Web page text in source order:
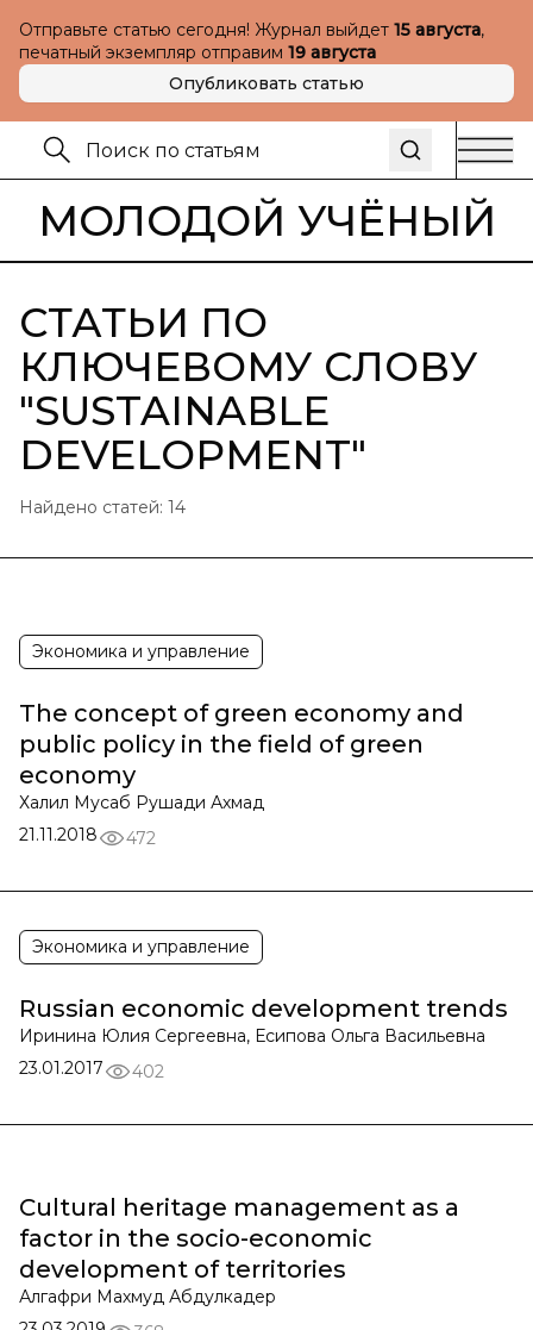
Отправьте статью сегодня! Журнал выйдет 15 августа,
печатный экземпляр отправим 19 августа
Опубликовать статью
МОЛОДОЙ УЧЁНЫЙ
СТАТЬИ ПО
КЛЮЧЕВОМУ СЛОВУ
"SUSTAINABLE
DEVELOPMENT"
Найдено статей: 14
Экономика и управление
The concept of green economy and
public policy in the field of green
economy
Халил Мусаб Рушади Ахмад
21.11.2018
472
Экономика и управление
Russian economic development trends
Иринина Юлия Сергеевна, Есипова Ольга Васильевна
23.01.2017
402
Cultural heritage management as a
factor in the socio-economic
development of territories
Алгафри Махмуд Абдулкадер